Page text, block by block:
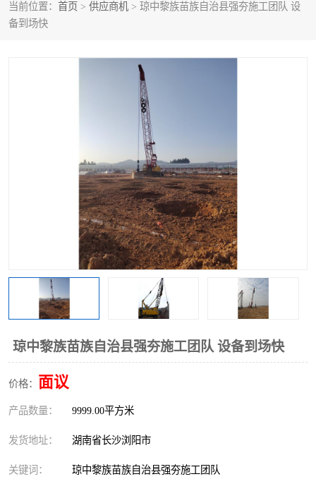
当前位置： 首页 > 供应商机 > 琼中黎族苗族自治县强夯施工团队 设
备到场快
琼中黎族苗族自治县强夯施工团队 设备到场快
价格： 面议
产品数量： 9999.00平方米
发货地址： 湖南省长沙浏阳市
关键词： 琼中黎族苗族自治县强夯施工团队